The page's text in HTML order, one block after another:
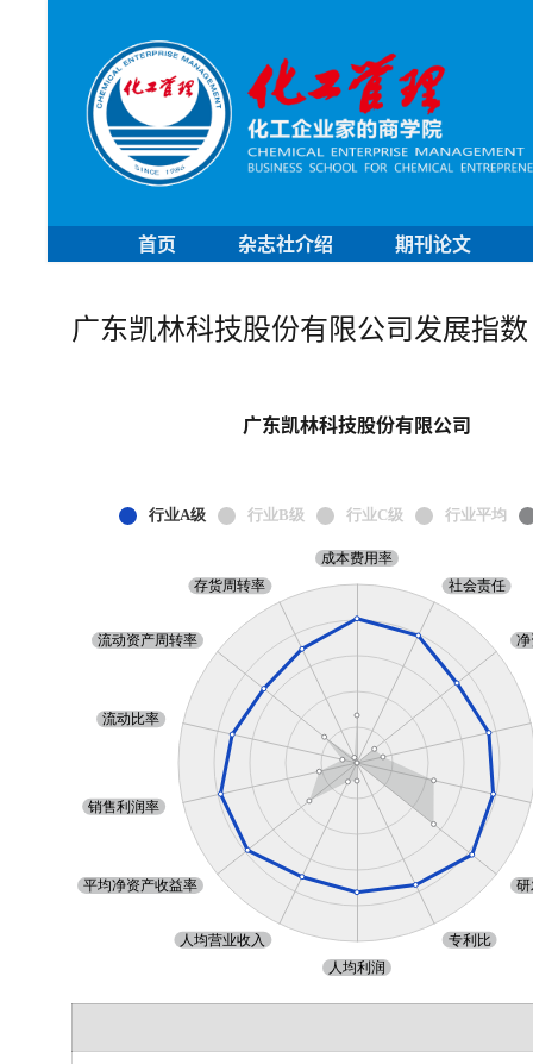
首页 杂志社介绍 期刊论文
广东凯林科技股份有限公司发展指数
广东凯林科技股份有限公司